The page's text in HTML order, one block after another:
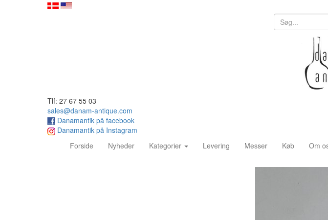
Tlf: 27 67 55 03
sales@danam-antique.com
Danamantik på facebook
Danamantik på Instagram
Forside (current)Nyheder Kategorier Levering Messer Køb Om